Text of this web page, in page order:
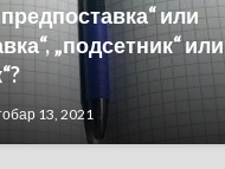
или
„подсетник“ или
13, 2021